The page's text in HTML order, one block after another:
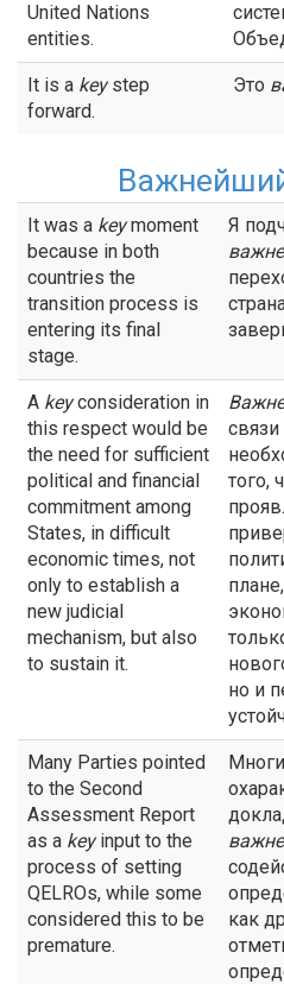
United Nations
entities.
It is a keystep
forward.
Это
It was a keymoment
because in both
countries the
transition process is
entering its final
stage.
Я
A keyconsideration in
this respect would be
the need for sufficient
political and financial
commitment among
States, in difficult
economic times, not
only to establish a
new judicial
mechanism, but also
to sustain it.
связи
того,
но и
Many Parties pointed
to the Second
Assessment Report
as a keyinput to the
process of setting
QELROs, while some
considered this to be
premature.
как